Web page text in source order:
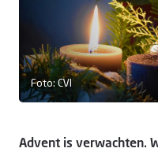
Foto: CVI
Advent is verwachten.